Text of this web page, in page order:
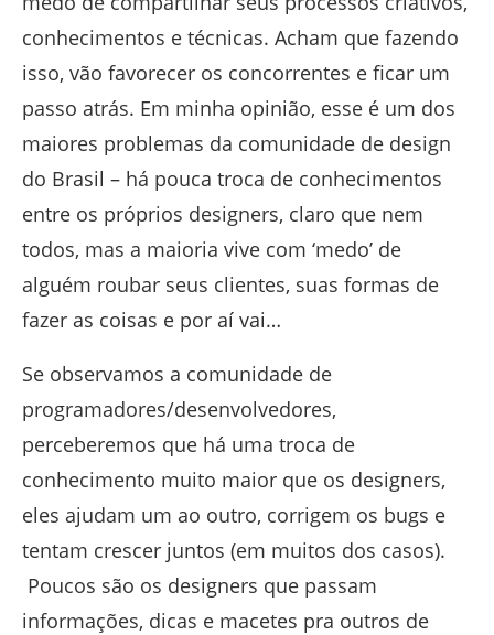
conhecimentos e técnicas. Acham que fazendo
isso, vão favorecer os concorrentes e ficar um
passo atrás. Em minha opinião, esse é um dos
maiores problemas da comunidade de design
do Brasil – há pouca troca de conhecimentos
entre os próprios designers, claro que nem
todos, mas a maioria vive com ‘medo’ de
alguém roubar seus clientes, suas formas de
fazer as coisas e por aí vai…
Se observamos a comunidade de
programadores/desenvolvedores,
perceberemos que há uma troca de
conhecimento muito maior que os designers,
eles ajudam um ao outro, corrigem os bugs e
tentam crescer juntos (em muitos dos casos).
Poucos são os designers que passam
informações, dicas e macetes pra outros de